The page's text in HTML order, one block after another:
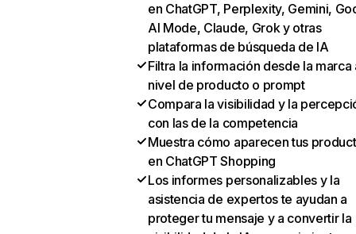
en ChatGPT, Perplexity, Gemini,
AI Mode, Claude, Grok y otras
plataformas de búsqueda de IA
Filtra la información desde la marca
nivel de producto o prompt
Compara la visibilidad y la
con las de la competencia
Muestra cómo aparecen tus
en ChatGPT Shopping
Los informes personalizables y la
asistencia de expertos te ayudan a
proteger tu mensaje y a convertir la